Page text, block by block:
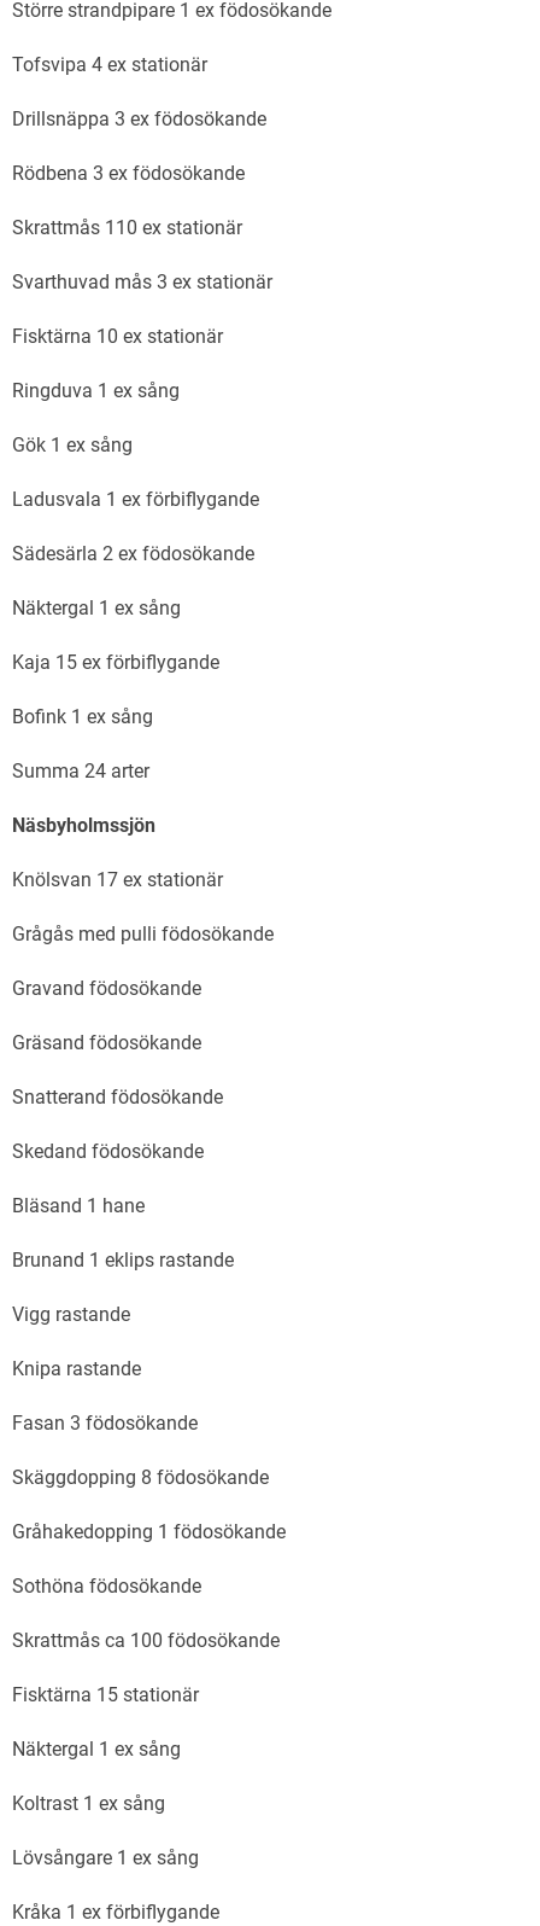
Större strandpipare 1 ex födosökande
Tofsvipa 4 ex stationär
Drillsnäppa 3 ex födosökande
Rödbena 3 ex födosökande
Skrattmås 110 ex stationär
Svarthuvad mås 3 ex stationär
Fisktärna 10 ex stationär
Ringduva 1 ex sång
Gök 1 ex sång
Ladusvala 1 ex förbiflygande
Sädesärla 2 ex födosökande
Näktergal 1 ex sång
Kaja 15 ex förbiflygande
Bofink 1 ex sång
Summa 24 arter
Näsbyholmssjön
Knölsvan 17 ex stationär
Grågås med pulli födosökande
Gravand födosökande
Gräsand födosökande
Snatterand födosökande
Skedand födosökande
Bläsand 1 hane
Brunand 1 eklips rastande
Vigg rastande
Knipa rastande
Fasan 3 födosökande
Skäggdopping 8 födosökande
Gråhakedopping 1 födosökande
Sothöna födosökande
Skrattmås ca 100 födosökande
Fisktärna 15 stationär
Näktergal 1 ex sång
Koltrast 1 ex sång
Lövsångare 1 ex sång
Kråka 1 ex förbiflygande